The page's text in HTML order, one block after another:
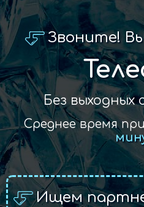
Звоните!
Без выходных
Среднее время
Ищем